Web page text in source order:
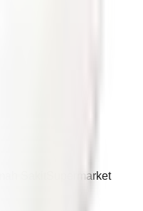
Supermarket